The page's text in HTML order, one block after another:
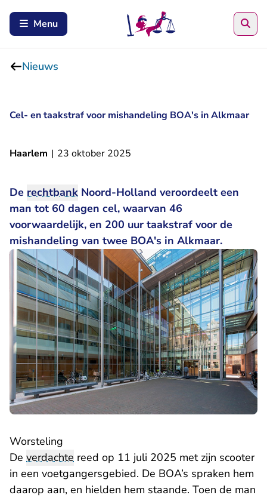
Menu
Nieuws
Cel- en taakstraf voor mishandeling BOA's in Alkmaar
Haarlem | 23 oktober 2025
De rechtbank Noord-Holland veroordeelt een
man tot 60 dagen cel, waarvan 46
voorwaardelijk, en 200 uur taakstraf voor de
mishandeling van twee BOA's in Alkmaar.
Worsteling
De verdachte reed op 11 juli 2025 met zijn scooter
in een voetgangersgebied. De BOA’s spraken hem
daarop aan, en hielden hem staande. Toen de man